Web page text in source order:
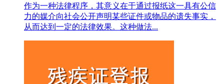
作为一种法律程序，其意义在于通过报纸这一具有公信
力的媒介向社会公开声明某些证件或物品的遗失事实，
从而达到一定的法律效果。这种做法...